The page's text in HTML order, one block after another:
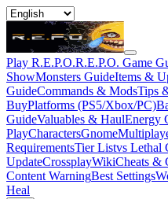
Play R.E.P.O.R.E.P.O. Game
ShowMonsters GuideItems &
GuideCommands & ModsTips
BuyPlatforms (PS5/Xbox/PC)
GuideValuables & HaulEnergy
PlayCharactersGnome
RequirementsTier Listvs Lethal
UpdateCrossplayWikiCheats &
Content WarningBest Settings
Heal